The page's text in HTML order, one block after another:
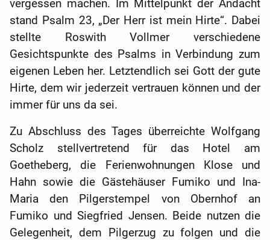
vergessen machen. Im Mittelpunkt der Andacht
stand Psalm 23, „Der Herr ist mein Hirte“. Dabei
stellte Roswith Vollmer verschiedene
Gesichtspunkte des Psalms in Verbindung zum
eigenen Leben her. Letztendlich sei Gott der gute
Hirte, dem wir jederzeit vertrauen können und der
immer für uns da sei.
Zu Abschluss des Tages überreichte Wolfgang
Scholz stellvertretend für das Hotel am
Goetheberg, die Ferienwohnungen Klose und
Hahn sowie die Gästehäuser Fumiko und Ina-
Maria den Pilgerstempel von Obernhof an
Fumiko und Siegfried Jensen. Beide nutzen die
Gelegenheit, dem Pilgerzug zu folgen und die